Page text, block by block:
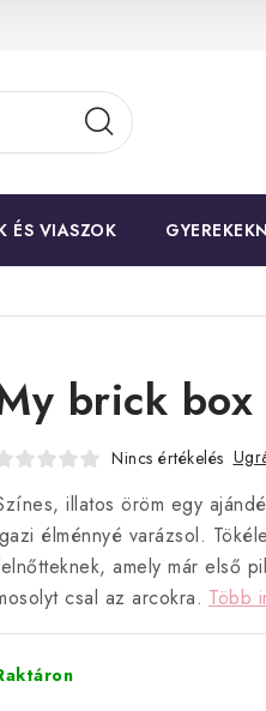
ÉS VIASZOK
brick box
Nincs értékelés
illatos öröm egy
élménnyé varázsol.
amely már első
csal az arcokra. Több